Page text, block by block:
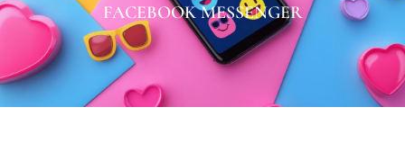
FACEBOOK MESSENGER